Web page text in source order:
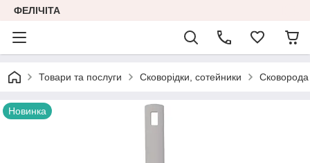
ФЕЛІЧІТА
Товари та послуги Сковорідки, сотейники Сковорода
Новинка